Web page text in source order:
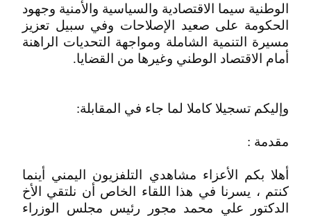
الوطنية سيما الاقتصادية والسياسية والأمنية وجهود
الحكومة على صعيد الإصلاحات وفي سبيل تعزيز
مسيرة التنمية الشاملة ومواجهة التحديات الراهنة
أمام الاقتصاد الوطني وغيرها من القضايا.
وإليكم تسجيلا كاملا لما جاء في المقابلة:
مقدمة :
أهلا بكم الأعزاء مشاهدي التلفزيون اليمني أينما
كنتم ، يسرنا في هذا اللقاء الخاص أن نلتقي الأخ
الدكتور علي محمد مجور رئيس مجلس الوزراء